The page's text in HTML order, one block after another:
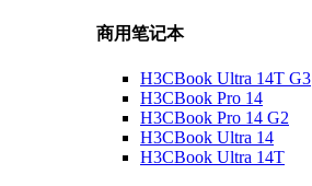
商用笔记本
H3CBook Ultra 14T G3
H3CBook Pro 14
H3CBook Pro 14 G2
H3CBook Ultra 14
H3CBook Ultra 14T